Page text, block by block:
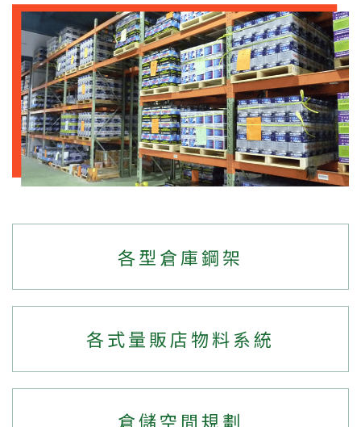
各型倉庫鋼架
各式量販店物料系統
倉儲空間規劃